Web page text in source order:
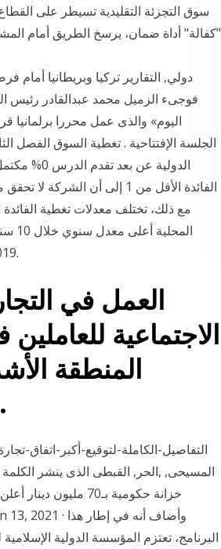
"كفالة" أداة ضمان، يرسخ الطريق أمام
الجلسة الإفتتاحية . تغطية السوق الفصل
الدولية
الفائدة الأقل من 1 إلى أن
مع ذلك، تختلف معدلات تغطية
2019، لتدخل عام 2020 وأزمة كورونا برصيد ضخم من المخصصات.
الاجتماعية
المنطقة
الجهات الساحلية ازدادت عمقا.
المسيحى, ,الحر, القبطى الذى ينشر
خزانة حكومية بـ70
البرنامج، تعتزم المؤسسة الدولية